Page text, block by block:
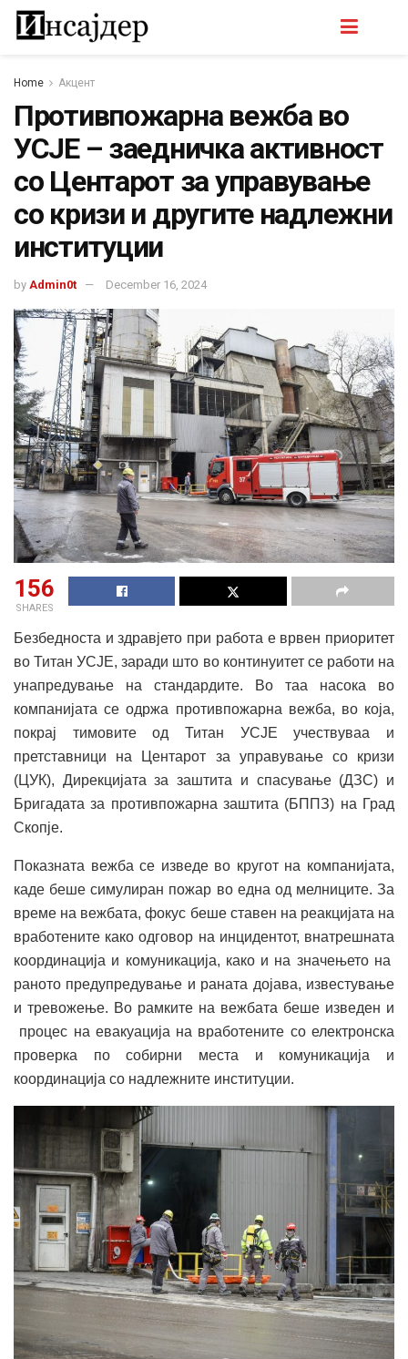
Home Акцент
Противпожарна вежба во
УСЈЕ – заедничка активност
со Центарот за управување
со кризи и другите надлежни
институции
by Admin0t December 16, 2024
156
SHARES
Безбедноста и здравјето при работа е врвен приоритет
во Титан УСЈЕ, заради што во континуитет се работи на
унапредување на стандардите. Во таа насока во
компанијата се одржа противпожарна вежба, во која,
покрај тимовите од Титан УСЈЕ учествуваа и
претставници на Центарот за управување со кризи
(ЦУК), Дирекцијата за заштита и спасување (ДЗС) и
Бригадата за противпожарна заштита (БППЗ) на Град
Скопје.
Показната вежба се изведе во кругот на компанијата,
каде беше симулиран пожар во една од мелниците. За
време на вежбата, фокус беше ставен на реакцијата на
вработените како одговор на инцидентот, внатрешната
координација и комуникација, како и на значењето на
раното предупредување и раната дојава, известување
и тревожење. Во рамките на вежбата беше изведен и
процес на евакуација на вработените со електронска
проверка по собирни места и комуникација и
координација со надлежните институции.